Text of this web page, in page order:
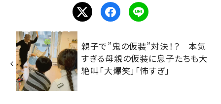
親子で”鬼の仮装”対決！？ 本気
すぎる母親の仮装に息子たちも大
絶叫「大爆笑」「怖すぎ」